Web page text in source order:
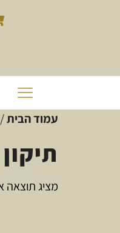
עמוד הבית
מציג תוצאה